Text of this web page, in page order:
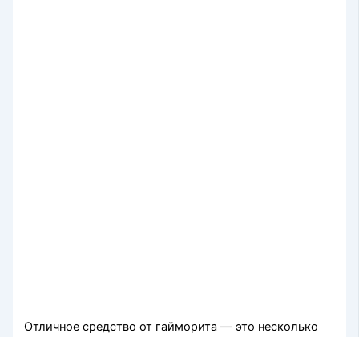
Отличное средство от гайморита — это несколько